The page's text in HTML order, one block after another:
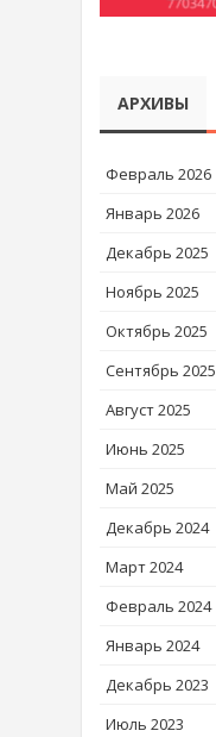
АРХИВЫ
Февраль 2026
Январь 2026
Декабрь 2025
Ноябрь 2025
Октябрь 2025
Сентябрь 2025
Август 2025
Июнь 2025
Май 2025
Декабрь 2024
Март 2024
Февраль 2024
Январь 2024
Декабрь 2023
Июль 2023